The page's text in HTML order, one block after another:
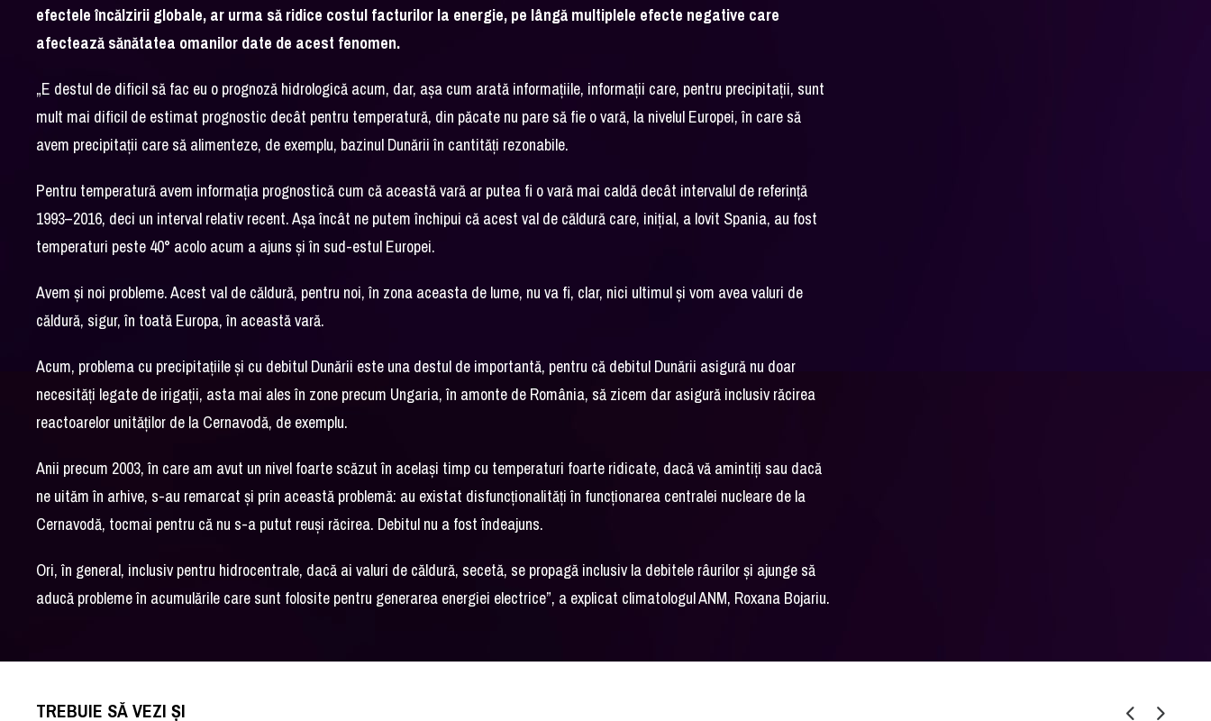
efectele încălzirii globale, ar urma să ridice costul facturilor la energie, pe lângă multiplele efecte negative care
afectează sănătatea omanilor date de acest fenomen.
„E destul de dificil să fac eu o prognoză hidrologică acum, dar, așa cum arată informațiile, informații care, pentru precipitații, sunt
mult mai dificil de estimat prognostic decât pentru temperatură, din păcate nu pare să fie o vară, la nivelul Europei, în care să
avem precipitații care să alimenteze, de exemplu, bazinul Dunării în cantități rezonabile.
Pentru temperatură avem informația prognostică cum că această vară ar putea fi o vară mai caldă decât intervalul de referință
1993–2016, deci un interval relativ recent. Așa încât ne putem închipui că acest val de căldură care, inițial, a lovit Spania, au fost
temperaturi peste 40° acolo acum a ajuns și în sud-estul Europei.
Avem și noi probleme. Acest val de căldură, pentru noi, în zona aceasta de lume, nu va fi, clar, nici ultimul și vom avea valuri de
căldură, sigur, în toată Europa, în această vară.
Acum, problema cu precipitațiile și cu debitul Dunării este una destul de importantă, pentru că debitul Dunării asigură nu doar
necesități legate de irigații, asta mai ales în zone precum Ungaria, în amonte de România, să zicem dar asigură inclusiv răcirea
reactoarelor unităților de la Cernavodă, de exemplu.
Anii precum 2003, în care am avut un nivel foarte scăzut în același timp cu temperaturi foarte ridicate, dacă vă amintiți sau dacă
ne uităm în arhive, s-au remarcat și prin această problemă: au existat disfuncționalități în funcționarea centralei nucleare de la
Cernavodă, tocmai pentru că nu s-a putut reuși răcirea. Debitul nu a fost îndeajuns.
Ori, în general, inclusiv pentru hidrocentrale, dacă ai valuri de căldură, secetă, se propagă inclusiv la debitele râurilor și ajunge să
aducă probleme în acumulările care sunt folosite pentru generarea energiei electrice”, a explicat climatologul ANM, Roxana Bojariu.
TREBUIE SĂ VEZI ȘI